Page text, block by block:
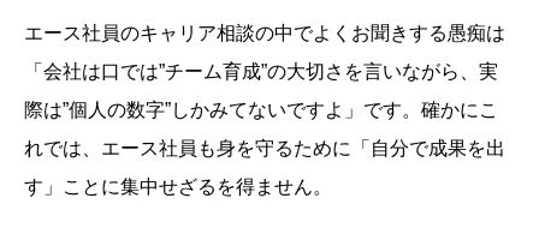
エース社員のキャリア相談の中でよくお聞きする愚痴は
「会社は口では”チーム育成”の大切さを言いながら、実
際は”個人の数字”しかみてないですよ」です。確かにこ
れでは、エース社員も身を守るために「自分で成果を出
す」ことに集中せざるを得ません。